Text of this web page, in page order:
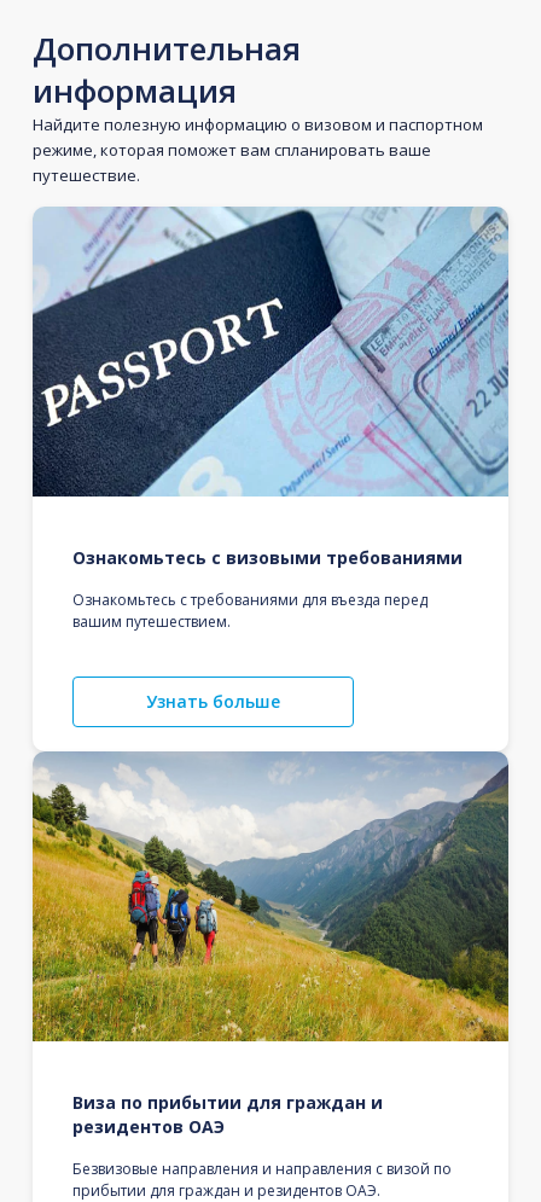
Дополнительная
информация
Найдите полезную информацию о визовом и паспортном
режиме, которая поможет вам спланировать ваше
путешествие.
Ознакомьтесь с визовыми требованиями
Ознакомьтесь с требованиями для въезда перед
вашим путешествием.
Узнать больше
Виза по прибытии для граждан и
резидентов ОАЭ
Безвизовые направления и направления с визой по
прибытии для граждан и резидентов ОАЭ.